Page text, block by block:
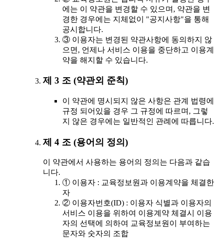
에는 이 약관을 변경할 수 있으며, 약관을 변
경한 경우에는 지체없이 "공지사항"을 통해
공시합니다.
③ 이용자는 변경된 약관사항에 동의하지 않
으면, 언제나 서비스 이용을 중단하고 이용계
약을 해지할 수 있습니다.
제 3 조 (약관외 준칙)
이 약관에 명시되지 않은 사항은 관계 법령에
규정 되어있을 경우 그 규정에 따르며, 그렇
지 않은 경우에는 일반적인 관례에 따릅니다.
제 4 조 (용어의 정의)
이 약관에서 사용하는 용어의 정의는 다음과 같습
니다.
① 이용자 : 교육정보원과 이용계약을 체결한
자
② 이용자번호(ID) : 이용자 식별과 이용자의
서비스 이용을 위하여 이용계약 체결시 이용
자의 선택에 의하여 교육정보원이 부여하는
문자와 숫자의 조합